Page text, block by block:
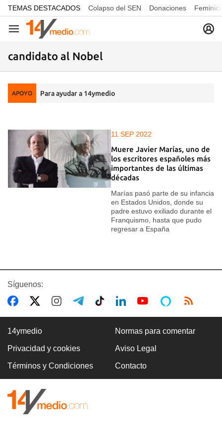
common.go-to-content
TEMAS DESTACADOS Colapso del SEN Donaciones
Navegación
candidato al Nobel
APOYO Para ayudar a 14ymedio
11 SEP 2022
Muere Javier Marías, uno de
los escritores españoles más
importantes de las últimas
décadas
Marías pasó parte de su infancia
en Estados Unidos, donde su
padre estuvo exiliado durante el
Franquismo, hasta que pudo
regresar a España
Síguenos:
14ymedio Normas para comentar
Privacidad y cookies Aviso Legal
Términos y Condiciones Contacto